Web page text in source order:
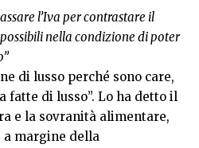
l’Iva per contrastare il
nella condizione di poter
di lusso perché sono care,
fatte di lusso”. Lo ha detto il
e la sovranità alimentare,
a margine della